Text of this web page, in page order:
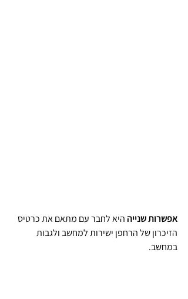
אפשרות שנייה היא לחבר עם מתאם את כרטיס
הזיכרון של הרחפן ישירות למחשב ולגבות
במחשב.